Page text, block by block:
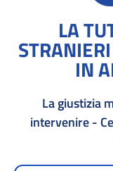
LA
IN
La giustizia
intervenire -